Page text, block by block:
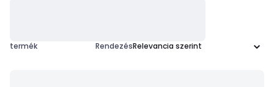
termék Rendezés